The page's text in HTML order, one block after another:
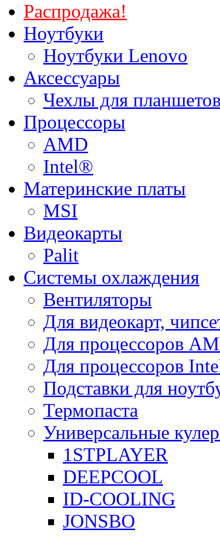
Распродажа!
Ноутбуки
Ноутбуки Lenovo
Аксессуары
Чехлы для
Процессоры
AMD
Intel®
Материнские платы
MSI
Видеокарты
Palit
Системы охлаждения
Вентиляторы
Для видеокарт,
Для процессоров
Для процессоров
Подставки для
Термопаста
Универсальные
1STPLAYER
DEEPCOOL
ID-COOLING
JONSBO